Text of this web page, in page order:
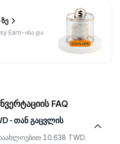
Earn-ისა და
FAQ
10.638 TWD.